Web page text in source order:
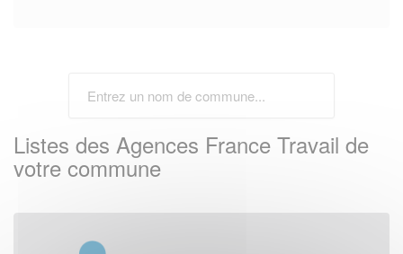
Listes des Agences France Travail de
votre commune